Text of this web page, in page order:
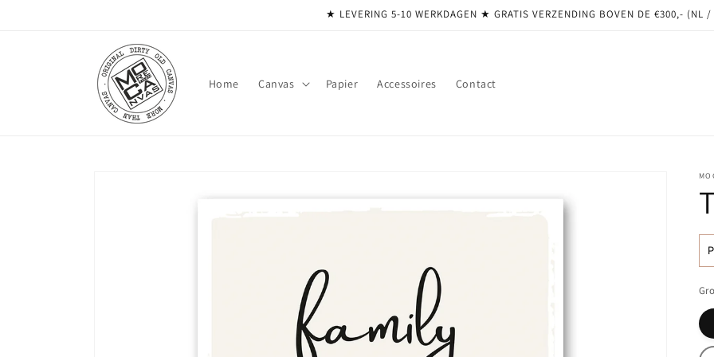
★ LEVERING 5-10 WERKDAGEN ★ GRATIS VERZENDING BOVEN DE €300,- (NL
Home Canvas Papier Accessoires Contact